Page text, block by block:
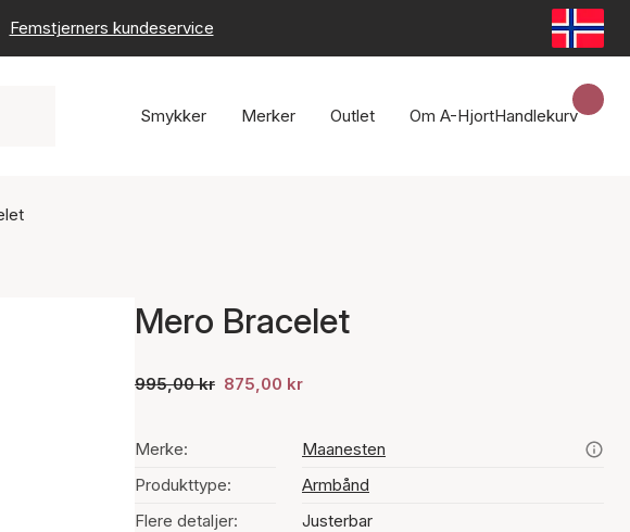
Femstjerners kundeservice
Smykker Merker Outlet Om A-HjortHandlekurv
Mero Bracelet
995,00 kr 875,00 kr
Merke:
Maanesten
Produkttype:
Armbånd
Flere detaljer:
Justerbar